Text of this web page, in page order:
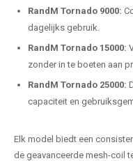
RandM Tornado 9000:
dagelijks gebruik.
RandM Tornado 15000:
zonder in te boeten aan
RandM Tornado 25000:
capaciteit en
Elk model biedt een
de geavanceerde mesh-coil